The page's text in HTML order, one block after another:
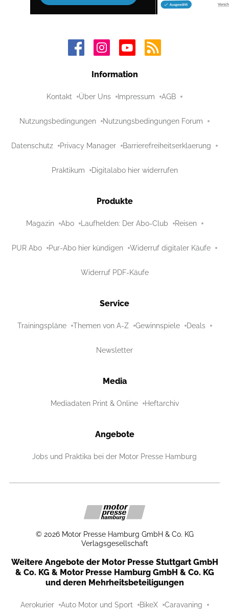
Information
Kontakt Über Uns Impressum AGB
Nutzungsbedingungen Nutzungsbedingungen Forum
Datenschutz Privacy Manager Barrierefreiheitserklaerung
Praktikum Digitalabo hier widerrufen
Produkte
Magazin Abo Laufhelden: Der Abo-Club Reisen
PUR Abo Pur-Abo hier kündigen Widerruf digitaler Käufe
Widerruf PDF-Käufe
Service
Trainingspläne Themen von A-Z Gewinnspiele Deals
Newsletter
Media
Mediadaten Print & Online Heftarchiv
Angebote
Jobs und Praktika bei der Motor Presse Hamburg
© 2026 Motor Presse Hamburg GmbH & Co. KG
Verlagsgesellschaft
Weitere Angebote der Motor Presse Stuttgart GmbH
& Co. KG & Motor Presse Hamburg GmbH & Co. KG
und deren Mehrheitsbeteiligungen
Aerokurier Auto Motor und Sport BikeX Caravaning